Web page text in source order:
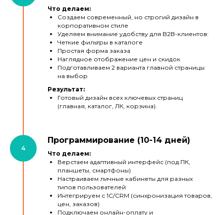
Что делаем:
Создаем современный, но строгий дизайн в
корпоративном стиле
Уделяем внимание удобству для B2B-клиентов:
Четкие фильтры в каталоге
Простая форма заказа
Наглядное отображение цен и скидок
Подготавливаем 2 варианта главной страницы
на выбор
Результат:
Готовый дизайн всех ключевых страниц
(главная, каталог, ЛК, корзина).
Программирование (10-14 дней)
Что делаем:
Верстаем адаптивный интерфейс (под ПК,
планшеты, смартфоны)
Настраиваем личные кабинеты для разных
типов пользователей
Интегрируем с 1С/CRM (синхронизация товаров,
цен, заказов)
Подключаем онлайн-оплату и